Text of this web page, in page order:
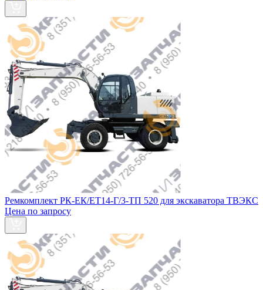
Ремкомплект РК-ЕК/ЕТ14-Г/3-ТП 520 для экскаватора ТВЭКС
Цена по запросу